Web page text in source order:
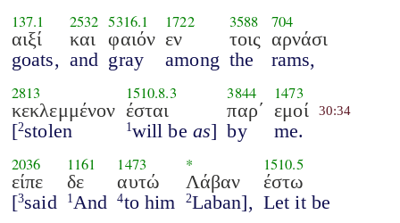
137.1
αιξί
goats,
2532
και
and
5316.1
φαιόν
gray
1722
εν
among
3588
τοις
the
704
αρνάσι
rams,
2813
κεκλεμμένον
[2stolen
1510.8.3
έσται
1 will be as]
3844
παρ΄
by
1473
εμοί
me.
30:34
2036
είπε
[3said
1161
δε
1 And
1473
αυτώ
4to him
*
Λάβαν
2Laban],
1510.5
έστω
Let it be